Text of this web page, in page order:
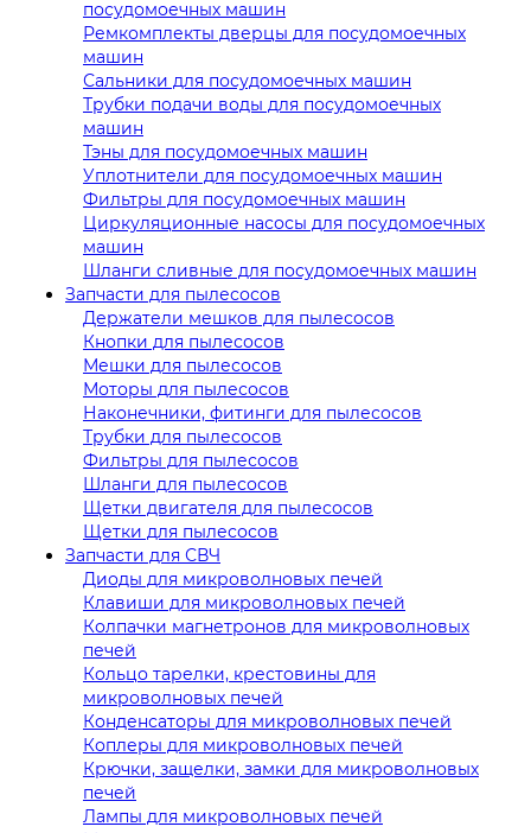
посудомоечных машин
Ремкомплекты дверцы для посудомоечных
машин
Сальники для посудомоечных машин
Трубки подачи воды для посудомоечных
машин
Тэны для посудомоечных машин
Уплотнители для посудомоечных машин
Фильтры для посудомоечных машин
Циркуляционные насосы для посудомоечных
машин
Шланги сливные для посудомоечных машин
Запчасти для пылесосов
Держатели мешков для пылесосов
Кнопки для пылесосов
Мешки для пылесосов
Моторы для пылесосов
Наконечники, фитинги для пылесосов
Трубки для пылесосов
Фильтры для пылесосов
Шланги для пылесосов
Щетки двигателя для пылесосов
Щетки для пылесосов
Запчасти для СВЧ
Диоды для микроволновых печей
Клавиши для микроволновых печей
Колпачки магнетронов для микроволновых
печей
Кольцо тарелки, крестовины для
микроволновых печей
Конденсаторы для микроволновых печей
Коплеры для микроволновых печей
Крючки, защелки, замки для микроволновых
печей
Лампы для микроволновых печей